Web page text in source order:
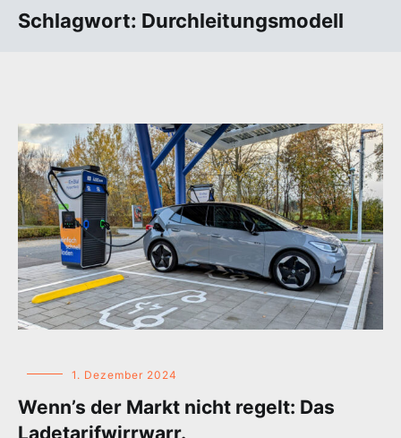
Schlagwort: Durchleitungsmodell
1. Dezember 2024
Wenn’s der Markt nicht regelt: Das
Ladetarifwirrwarr.